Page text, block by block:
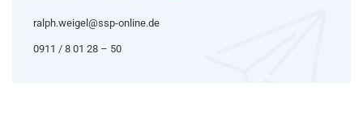
ralph.weigel@ssp-online.de
0911 / 8 01 28 – 50